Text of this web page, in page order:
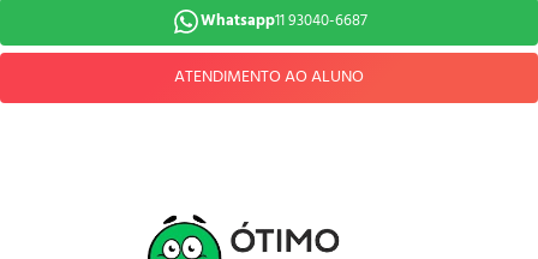
Whatsapp11 93040-6687
ATENDIMENTO AO ALUNO